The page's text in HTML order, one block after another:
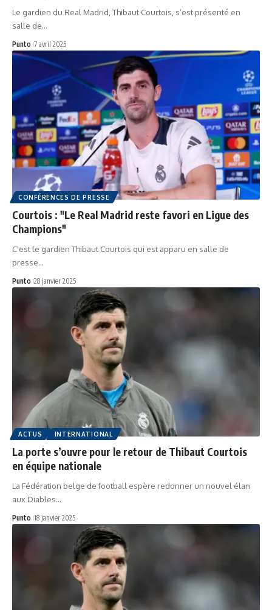
Le gardien du Real Madrid, Thibaut Courtois, s’est présenté en
salle de…
Punto 7 avril 2025
CONFÉRENCES DE PRESSE
Courtois : "Le Real Madrid reste favori en Ligue des
Champions"
C'est le gardien Thibaut Courtois qui est apparu en salle de
presse…
Punto 28 janvier 2025
ACTUS INTERNATIONAL
La porte s’ouvre pour le retour de Thibaut Courtois
en équipe nationale
La Fédération belge de football espère redonner un nouvel élan
aux Diables…
Punto 18 janvier 2025